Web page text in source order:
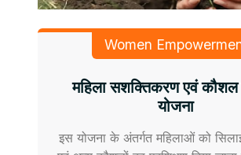
Women
महिला सशक्तिकरण एवं कौशल
योजना
इस योजना के अंतर्गत महिलाओं को